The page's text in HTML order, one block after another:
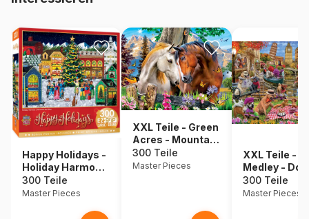
Happy Holidays -
Holiday Harmony
- EZ Grip
300 Teile
Master Pieces
XXL Teile - Green
Acres - Mountain
Meadow Farm -
EZ Grip
300 Teile
Master Pieces
XXL Teile -
Medley - Dog
Gone Days -
Grip
300 Teile
Master Pieces